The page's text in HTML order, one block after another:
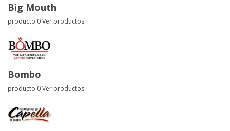
Big Mouth
producto 0Ver productos
Bombo
producto 0Ver productos